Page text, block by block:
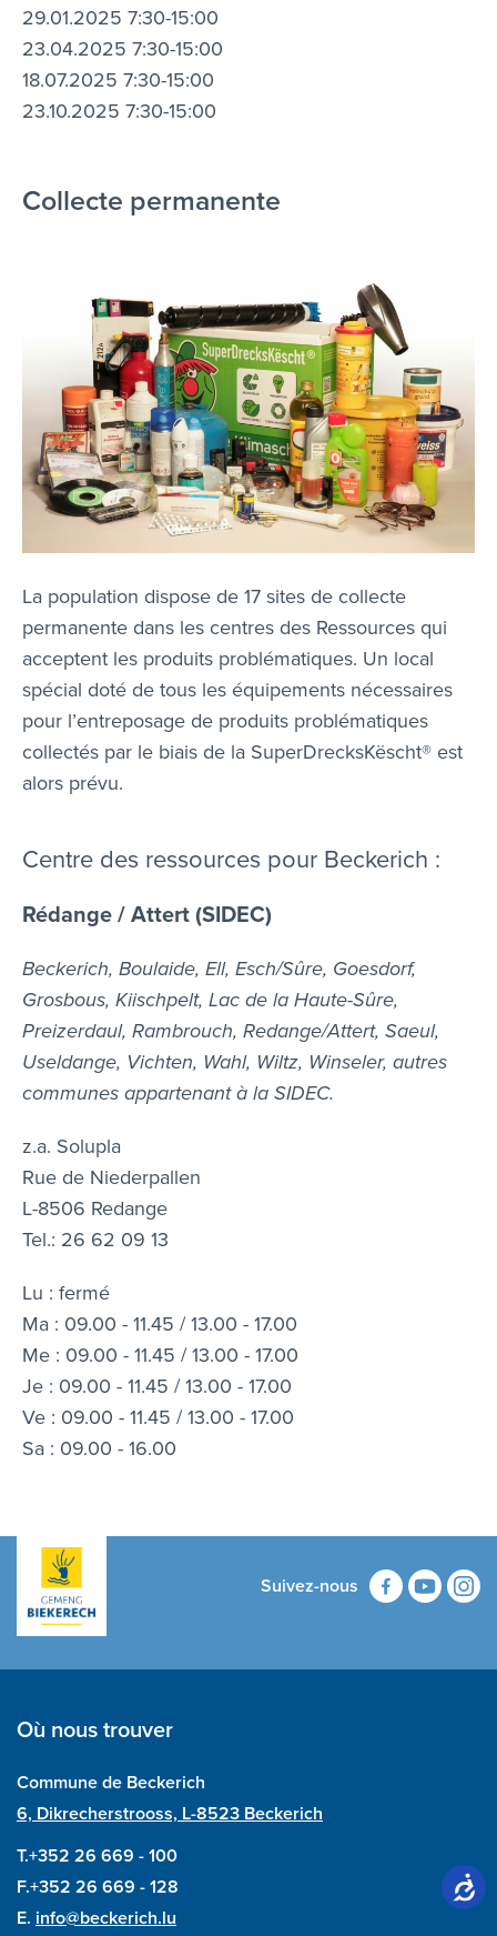
29.01.2025 7:30-15:00
23.04.2025 7:30-15:00
18.07.2025 7:30-15:00
23.10.2025 7:30-15:00
Collecte permanente
La population dispose de 17 sites de collecte
permanente dans les centres des Ressources qui
acceptent les produits problématiques. Un local
spécial doté de tous les équipements nécessaires
pour l’entreposage de produits problématiques
collectés par le biais de la SuperDrecksKëscht® est
alors prévu.
Centre des ressources pour Beckerich :
Rédange / Attert (SIDEC)
Beckerich, Boulaide, Ell, Esch/Sûre, Goesdorf,
Grosbous, Kiischpelt, Lac de la Haute-Sûre,
Preizerdaul, Rambrouch, Redange/Attert, Saeul,
Useldange, Vichten, Wahl, Wiltz, Winseler, autres
communes appartenant à la SIDEC.
z.a. Solupla
Rue de Niederpallen
L-8506 Redange
Tel.: 26 62 09 13
Lu : fermé
Ma : 09.00 - 11.45 / 13.00 - 17.00
Me : 09.00 - 11.45 / 13.00 - 17.00
Je : 09.00 - 11.45 / 13.00 - 17.00
Ve : 09.00 - 11.45 / 13.00 - 17.00
Sa : 09.00 - 16.00
Suivez-nous
Où nous trouver
Commune de Beckerich
6, Dikrecherstrooss, L-8523 Beckerich
T.+352 26 669 - 100
F.+352 26 669 - 128
E. info@beckerich.lu